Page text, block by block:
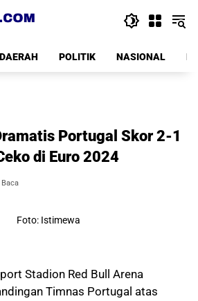
POLITIK NASIONAL
Portugal Skor 2-1
di Euro 2024
Stadion Red Bull Arena
Timnas Portugal atas